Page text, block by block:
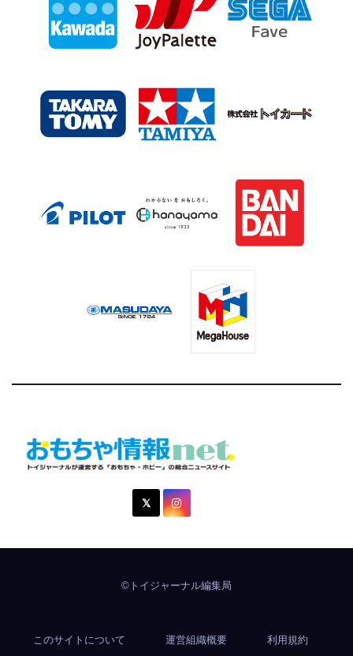
おもちゃ情報net.
トイジャーナルが運営する「おもちゃ・ホビー」の総合ニュ
©トイジャーナル編集局
このサイトについて 運営組織概要 利用規約